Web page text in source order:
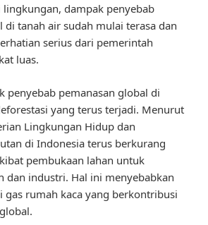
dampak penyebab
di tanah air sudah mulai terasa dan
serius dari pemerintah
luas.
penyebab pemanasan global di
yang terus terjadi. Menurut
Lingkungan Hidup dan
di Indonesia terus berkurang
pembukaan lahan untuk
dan industri. Hal ini menyebabkan
gas rumah kaca yang berkontribusi